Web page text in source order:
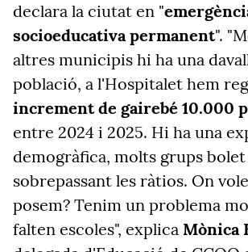
declara la ciutat en "
socioeducativa permanent".
altres municipis hi ha una
població, a l'Hospitalet hem
increment de gairebé 10.000
entre 2024 i 2025. Hi ha una
demogràfica, molts grups bolet
sobrepassant les ràtios. On
posem? Tenim un problema
falten escoles", explica Mònica